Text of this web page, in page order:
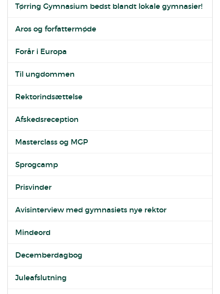
Tørring Gymnasium bedst blandt lokale gymnasier!
Aros og forfattermøde
Forår i Europa
Til ungdommen
Rektorindsættelse
Afskedsreception
Masterclass og MGP
Sprogcamp
Prisvinder
Avisinterview med gymnasiets nye rektor
Mindeord
Decemberdagbog
Juleafslutning